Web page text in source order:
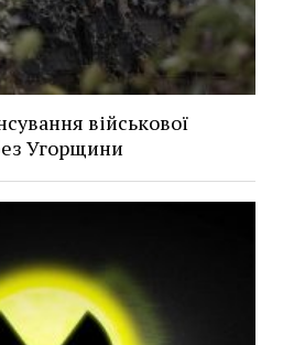
військової
Угорщини